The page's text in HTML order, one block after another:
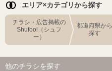
エリア×カテゴリから探す
チラシ・広告掲載の
Shufoo!（シュフ
ー）
都道府県から
探す
他のチラシを探す